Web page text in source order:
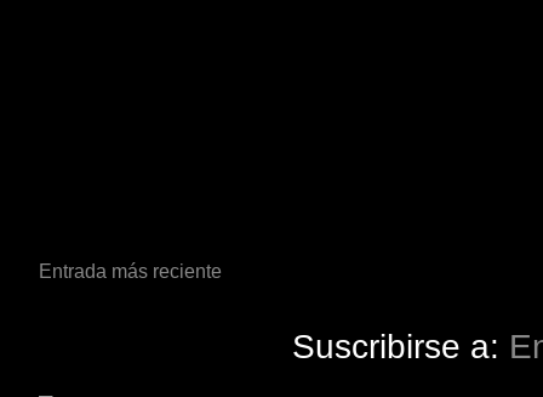
Entrada más reciente
Suscribirse a: